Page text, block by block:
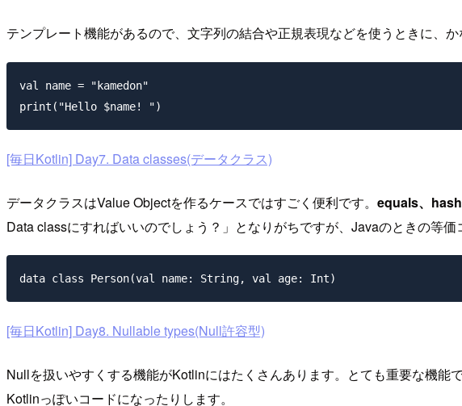
テンプレート機能があるので、文字列の結合や正規表現などを使うときに、か
val name = "kamedon"
[毎日Kotlin] Day7. Data classes(データクラス)
データクラスはValue Objectを作るケースではすごく便利です。 equals、
Data classにすればいいのでしょう？」となりがちですが、Javaのときの等
[毎日Kotlin] Day8. Nullable types(Null許容型)
Nullを扱いやすくする機能がKotlinにはたくさんあります。とても重要な機
Kotlinっぽいコードになったりします。